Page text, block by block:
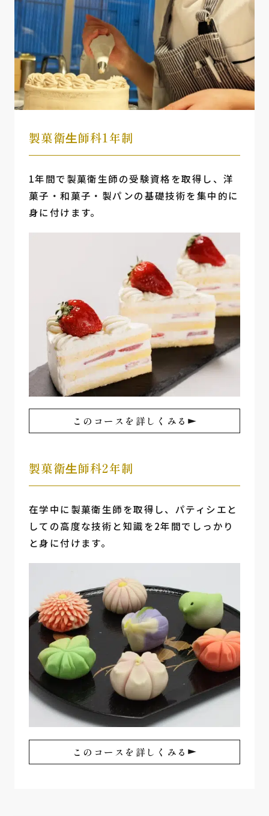
製菓衛⽣師科1年制
1年間で製菓衛生師の受験資格を取得し、洋
菓子・和菓子・製パンの基礎技術を集中的に
身に付けます。
このコースを詳しくみる
製菓衛⽣師科2年制
在学中に製菓衛生師を取得し、パティシエと
しての高度な技術と知識を2年間でしっかり
と身に付けます。
このコースを詳しくみる